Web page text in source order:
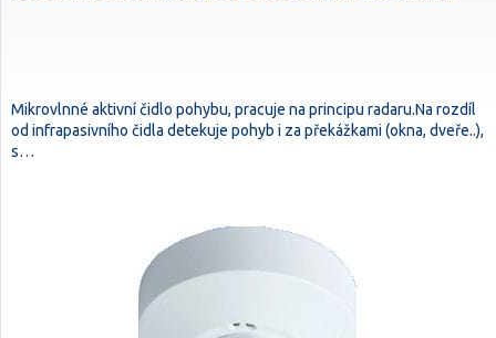
Mikrovlnné aktivní čidlo pohybu, pracuje na principu radaru.Na rozdíl
od infrapasivního čidla detekuje pohyb i za překážkami (okna, dveře..),
s…